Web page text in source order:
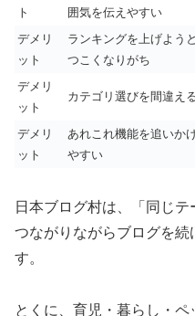
ト
囲気を伝えやすい
デメリ
ット
ランキングを上げよう
つこくなりがち
デメリ
ット
カテゴリ選びを間違え
デメリ
ット
あれこれ機能を追いか
やすい
日本ブログ村は、「同じテ
つながりながらブログを続
す。
とくに、育児・暮らし・ペ